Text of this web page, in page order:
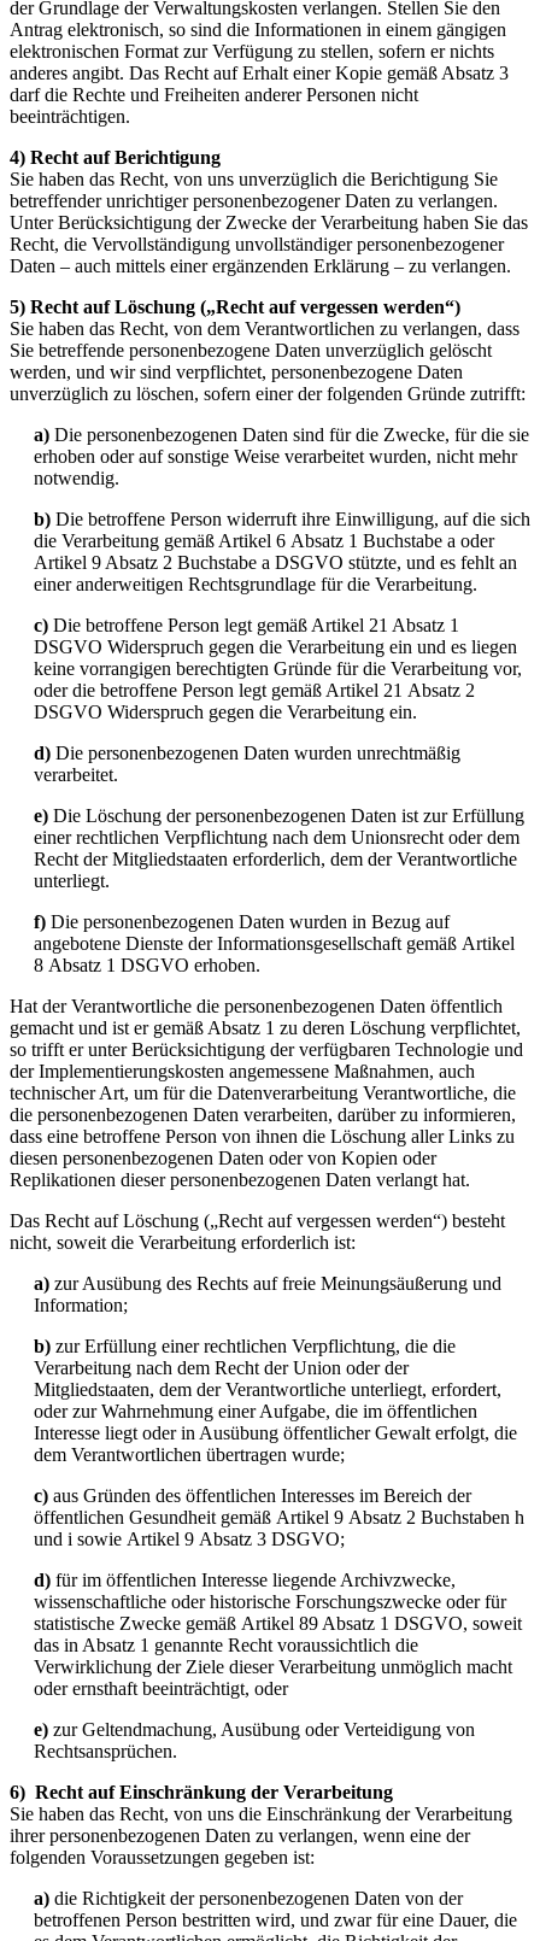
der Grundlage der Verwaltungskosten verlangen. Stellen Sie den
Antrag elektronisch, so sind die Informationen in einem gängigen
elektronischen Format zur Verfügung zu stellen, sofern er nichts
anderes angibt. Das Recht auf Erhalt einer Kopie gemäß Absatz 3
darf die Rechte und Freiheiten anderer Personen nicht
beeinträchtigen.
4) Recht auf Berichtigung
Sie haben das Recht, von uns unverzüglich die Berichtigung Sie
betreffender unrichtiger personenbezogener Daten zu verlangen.
Unter Berücksichtigung der Zwecke der Verarbeitung haben Sie das
Recht, die Vervollständigung unvollständiger personenbezogener
Daten – auch mittels einer ergänzenden Erklärung – zu verlangen.
5) Recht auf Löschung („Recht auf vergessen werden“)
Sie haben das Recht, von dem Verantwortlichen zu verlangen, dass
Sie betreffende personenbezogene Daten unverzüglich gelöscht
werden, und wir sind verpflichtet, personenbezogene Daten
unverzüglich zu löschen, sofern einer der folgenden Gründe zutrifft:
a) Die personenbezogenen Daten sind für die Zwecke, für die sie
erhoben oder auf sonstige Weise verarbeitet wurden, nicht mehr
notwendig.
b) Die betroffene Person widerruft ihre Einwilligung, auf die sich
die Verarbeitung gemäß Artikel 6 Absatz 1 Buchstabe a oder
Artikel 9 Absatz 2 Buchstabe a DSGVO stützte, und es fehlt an
einer anderweitigen Rechtsgrundlage für die Verarbeitung.
c) Die betroffene Person legt gemäß Artikel 21 Absatz 1
DSGVO Widerspruch gegen die Verarbeitung ein und es liegen
keine vorrangigen berechtigten Gründe für die Verarbeitung vor,
oder die betroffene Person legt gemäß Artikel 21 Absatz 2
DSGVO Widerspruch gegen die Verarbeitung ein.
d) Die personenbezogenen Daten wurden unrechtmäßig
verarbeitet.
e) Die Löschung der personenbezogenen Daten ist zur Erfüllung
einer rechtlichen Verpflichtung nach dem Unionsrecht oder dem
Recht der Mitgliedstaaten erforderlich, dem der Verantwortliche
unterliegt.
f) Die personenbezogenen Daten wurden in Bezug auf
angebotene Dienste der Informationsgesellschaft gemäß Artikel
8 Absatz 1 DSGVO erhoben.
Hat der Verantwortliche die personenbezogenen Daten öffentlich
gemacht und ist er gemäß Absatz 1 zu deren Löschung verpflichtet,
so trifft er unter Berücksichtigung der verfügbaren Technologie und
der Implementierungskosten angemessene Maßnahmen, auch
technischer Art, um für die Datenverarbeitung Verantwortliche, die
die personenbezogenen Daten verarbeiten, darüber zu informieren,
dass eine betroffene Person von ihnen die Löschung aller Links zu
diesen personenbezogenen Daten oder von Kopien oder
Replikationen dieser personenbezogenen Daten verlangt hat.
Das Recht auf Löschung („Recht auf vergessen werden“) besteht
nicht, soweit die Verarbeitung erforderlich ist:
a) zur Ausübung des Rechts auf freie Meinungsäußerung und
Information;
b) zur Erfüllung einer rechtlichen Verpflichtung, die die
Verarbeitung nach dem Recht der Union oder der
Mitgliedstaaten, dem der Verantwortliche unterliegt, erfordert,
oder zur Wahrnehmung einer Aufgabe, die im öffentlichen
Interesse liegt oder in Ausübung öffentlicher Gewalt erfolgt, die
dem Verantwortlichen übertragen wurde;
c) aus Gründen des öffentlichen Interesses im Bereich der
öffentlichen Gesundheit gemäß Artikel 9 Absatz 2 Buchstaben h
und i sowie Artikel 9 Absatz 3 DSGVO;
d) für im öffentlichen Interesse liegende Archivzwecke,
wissenschaftliche oder historische Forschungszwecke oder für
statistische Zwecke gemäß Artikel 89 Absatz 1 DSGVO, soweit
das in Absatz 1 genannte Recht voraussichtlich die
Verwirklichung der Ziele dieser Verarbeitung unmöglich macht
oder ernsthaft beeinträchtigt, oder
e) zur Geltendmachung, Ausübung oder Verteidigung von
Rechtsansprüchen.
6) Recht auf Einschränkung der Verarbeitung
Sie haben das Recht, von uns die Einschränkung der Verarbeitung
ihrer personenbezogenen Daten zu verlangen, wenn eine der
folgenden Voraussetzungen gegeben ist:
a) die Richtigkeit der personenbezogenen Daten von der
betroffenen Person bestritten wird, und zwar für eine Dauer, die